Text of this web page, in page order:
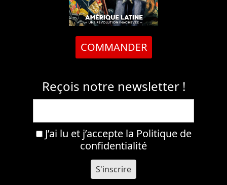
COMMANDER
Reçois notre newsletter !
J’ai lu et j’accepte la Politique de
confidentialité